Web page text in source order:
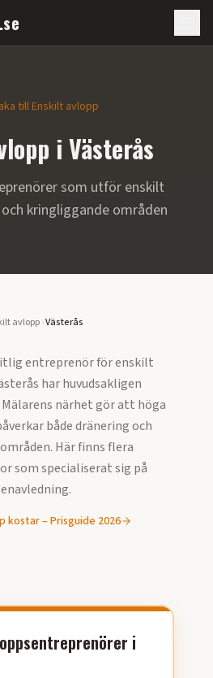
tillEnskilt avlopp
i Västerås
som utförenskilt
och kringliggande områden
avlopp›Västerås
entreprenör förenskilt
har huvudsakligen
närhet gör att höga
både dränering och
Här finns flera
som specialiserat sig på
kostar – Prisguide 2026
i